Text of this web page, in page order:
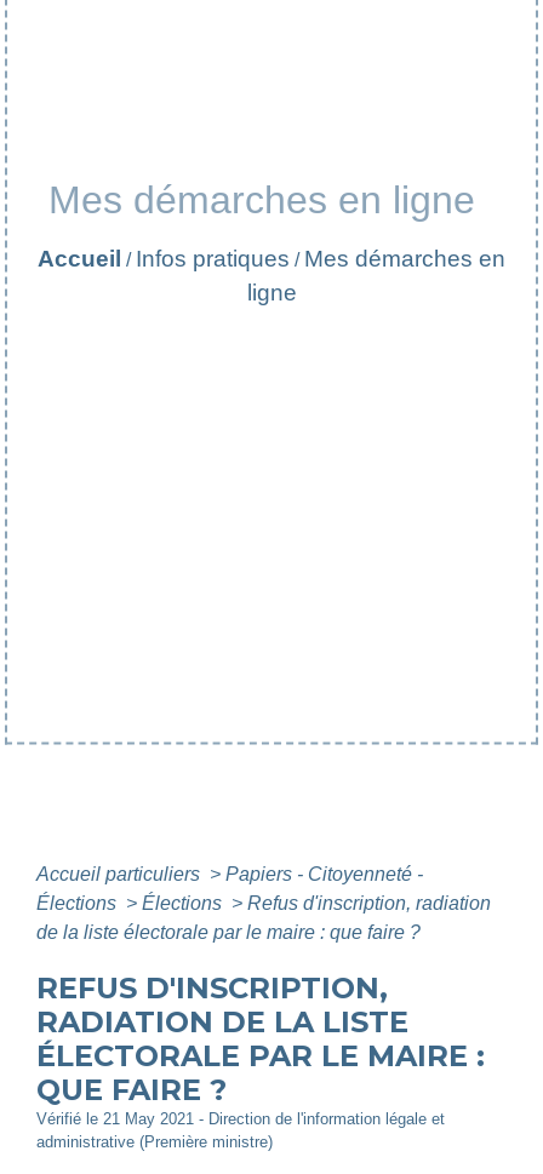
Mes démarches en ligne
Accueil / Infos pratiques / Mes démarches en
ligne
Accueil particuliers > Papiers - Citoyenneté -
Élections > Élections > Refus d'inscription, radiation
de la liste électorale par le maire : que faire ?
REFUS D'INSCRIPTION,
RADIATION DE LA LISTE
ÉLECTORALE PAR LE MAIRE :
QUE FAIRE ?
Vérifié le 21 May 2021 - Direction de l'information légale et
administrative (Première ministre)